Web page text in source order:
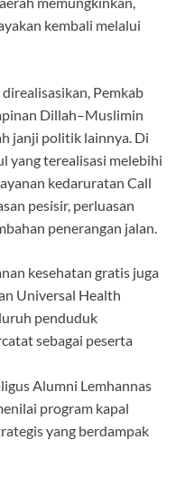
kembali melalui
Pemkab
Dillah–Muslimin
janji politik lainnya. Di
yang terealisasi melebihi
kedaruratan Call
pesisir, perluasan
penerangan jalan.
kesehatan gratis juga
Universal Health
penduduk
sebagai peserta
Alumni Lemhannas
program kapal
yang berdampak